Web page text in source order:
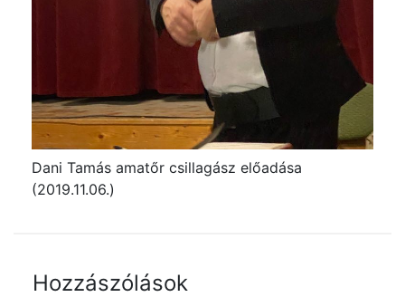
Dani Tamás amatőr csillagász előadása
(2019.11.06.)
Hozzászólások